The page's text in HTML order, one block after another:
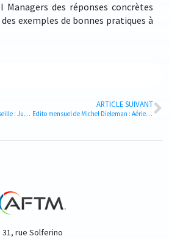
Managers des réponses concrètes
exemples de bonnes pratiques à
Retour sur la convention de Marseille : Julie Panadero, une animatrice de choix !
ARTICLE SUIVANT
Edito mensuel de Michel Dieleman : Aérien et CO2, faisons le point !
31, rue Solferino